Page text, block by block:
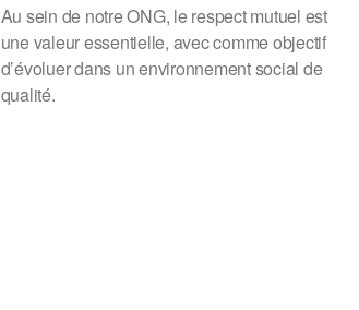
Au sein de notre ONG, le respect mutuel est
une valeur essentielle, avec comme objectif
d’évoluer dans un environnement social de
qualité.